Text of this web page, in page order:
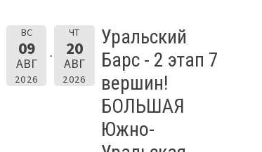
ВС
09
АВГ
2026
ЧТ
20
АВГ
2026
Уральский
Барс - 2 этап 7
вершин!
БОЛЬШАЯ
Южно-